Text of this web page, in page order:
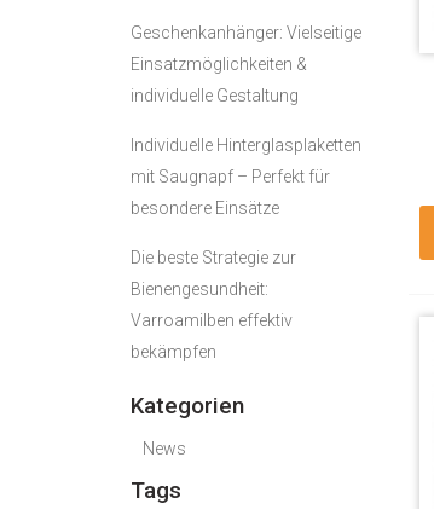
Geschenkanhänger: Vielseitige
Einsatzmöglichkeiten &
individuelle Gestaltung
Individuelle Hinterglasplaketten
mit Saugnapf – Perfekt für
besondere Einsätze
Die beste Strategie zur
Bienengesundheit:
Varroamilben effektiv
bekämpfen
Kategorien
News
Tags